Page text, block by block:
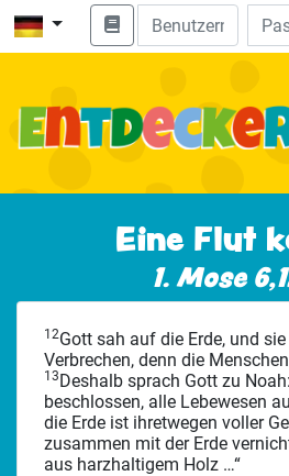
Bibel
Natur
Abenteuer
Freizeit
Eine Flut
1. Mose
12Gott sah auf die Erde, und
Verbrechen, denn die
13Deshalb sprach Gott zu
beschlossen, alle Lebewesen
die Erde ist ihretwegen voller
zusammen mit der Erde
aus harzhaltigem Holz …“